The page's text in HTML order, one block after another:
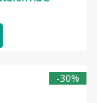
-30%